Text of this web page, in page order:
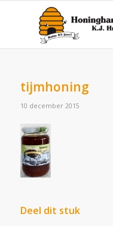
tijmhoning
10 december 2015
Deel dit stuk